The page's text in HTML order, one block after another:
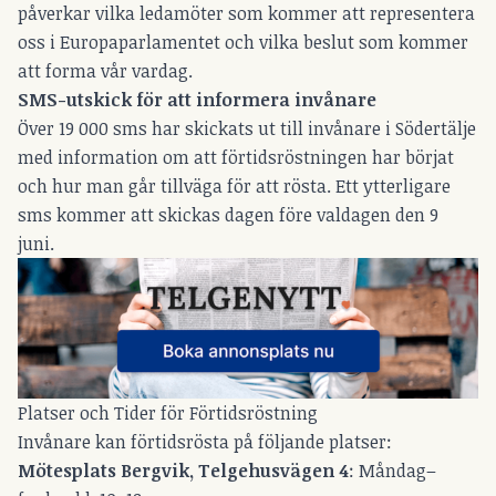
påverkar vilka ledamöter som kommer att representera
oss i Europaparlamentet och vilka beslut som kommer
att forma vår vardag.
SMS-utskick för att informera invånare
Över 19 000 sms har skickats ut till invånare i Södertälje
med information om att förtidsröstningen har börjat
och hur man går tillväga för att rösta. Ett ytterligare
sms kommer att skickas dagen före valdagen den 9
juni.
Platser och Tider för Förtidsröstning
Invånare kan förtidsrösta på följande platser:
Mötesplats Bergvik, Telgehusvägen 4: Måndag–